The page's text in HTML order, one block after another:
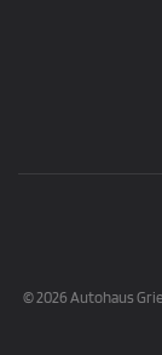
©2026 Autohaus